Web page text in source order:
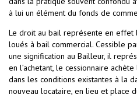
à lui un élément du fonds de
Le droit au bail représente en effet
loués à bail commercial. Cessible
une signification au Bailleur, il
en l’achetant, le cessionnaire
dans les conditions existantes à la
nouveau locataire, en lieu et place